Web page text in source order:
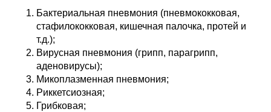
Бактериальная пневмония (пневмококковая,
стафилококковая, кишечная палочка, протей и
т.д.);
Вирусная пневмония (грипп, парагрипп,
аденовирусы);
Микоплазменная пневмония;
Риккетсиозная;
Грибковая;